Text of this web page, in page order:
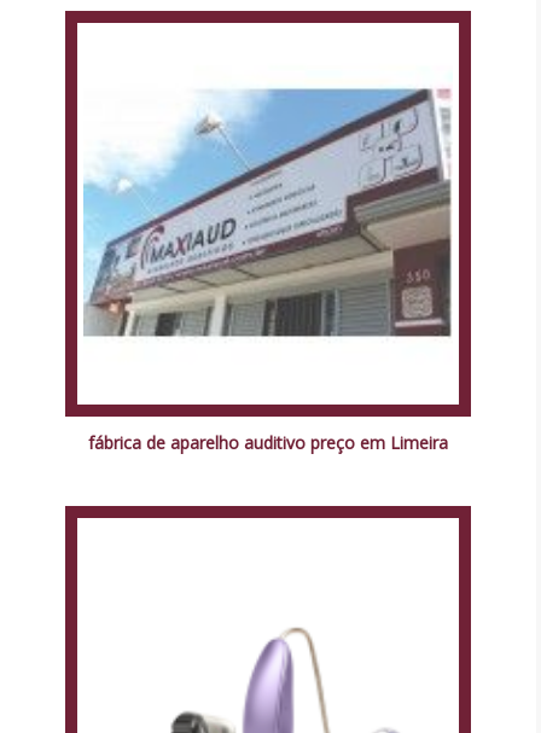
fábrica de aparelho auditivo preço em Limeira